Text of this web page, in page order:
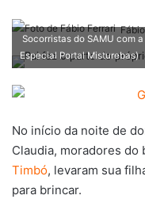
Socorristas do SAMU com
Especial Portal Misturebas)
No início da noite de
Claudia, moradores
Timbó, levaram sua
para brincar.